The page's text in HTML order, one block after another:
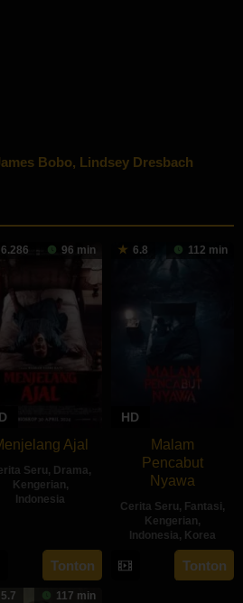
Bobo, Lindsey Dresbach
6.286 96 min
Ajal
Seru, Drama,
Kengerian,
Indonesia
Apr
2024
Daeng
Ratu
Tonton
6.8 112 min
HD
Malam
Pencabut
Nyawa
Cerita Seru, Fantasi,
Kengerian,
Indonesia, Korea
22
May
Sidharta
Tata
Tonton
5.7 117 min